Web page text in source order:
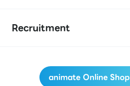
Recruitment
animate Online Shop